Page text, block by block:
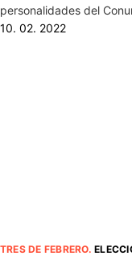
personalidades del
10. 02. 2022
TRES DE FEBRERO.